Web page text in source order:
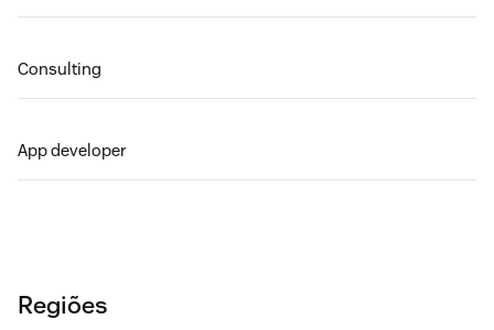
Consulting
App developer
Regiões